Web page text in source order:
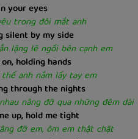
your eyes
trong đôi mắt anh
silent by my side
lặng lẽ ngồi bên cạnh em
holding hands
anh nắm lấy tay em
through the nights
nâng đỡ qua những đêm dài
up, hold me tight
đỡ em, ôm em thật chặt